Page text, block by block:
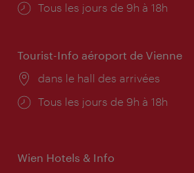
Horaires
Tous les jours de 9h à 18h
Tourist-Info aéroport de Vienne
Lieu:
dans le hall des arrivées
Horaires
Tous les jours de 9h à 18h
Wien Hotels & Info